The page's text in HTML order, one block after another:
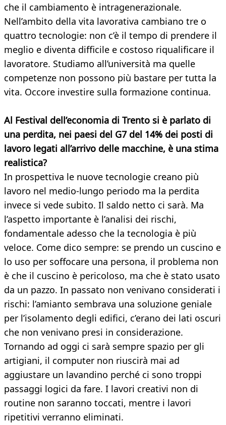
che il cambiamento è intragenerazionale.
Nell’ambito della vita lavorativa cambiano tre o
quattro tecnologie: non c’è il tempo di prendere il
meglio e diventa difficile e costoso riqualificare il
lavoratore. Studiamo all’università ma quelle
competenze non possono più bastare per tutta la
vita. Occore investire sulla formazione continua.
Al Festival dell’economia di Trento si è parlato di
una perdita, nei paesi del G7 del 14% dei posti di
lavoro legati all’arrivo delle macchine, è una stima
realistica?
In prospettiva le nuove tecnologie creano più
lavoro nel medio-lungo periodo ma la perdita
invece si vede subito. Il saldo netto ci sarà. Ma
l’aspetto importante è l’analisi dei rischi,
fondamentale adesso che la tecnologia è più
veloce. Come dico sempre: se prendo un cuscino e
lo uso per soffocare una persona, il problema non
è che il cuscino è pericoloso, ma che è stato usato
da un pazzo. In passato non venivano considerati i
rischi: l’amianto sembrava una soluzione geniale
per l’isolamento degli edifici, c’erano dei lati oscuri
che non venivano presi in considerazione.
Tornando ad oggi ci sarà sempre spazio per gli
artigiani, il computer non riuscirà mai ad
aggiustare un lavandino perché ci sono troppi
passaggi logici da fare. I lavori creativi non di
routine non saranno toccati, mentre i lavori
ripetitivi verranno eliminati.